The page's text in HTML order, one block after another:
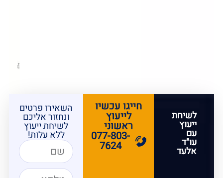
לשיחת
ייעוץ
עם
עו"ד
אלעד
חייגו עכשיו
לייעוץ
ראשוני
077-803-
7624
השאירו פרטים
ונחזור אליכם
לשיחת ייעוץ
ללא עלות!